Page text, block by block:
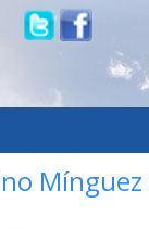
Mínguez